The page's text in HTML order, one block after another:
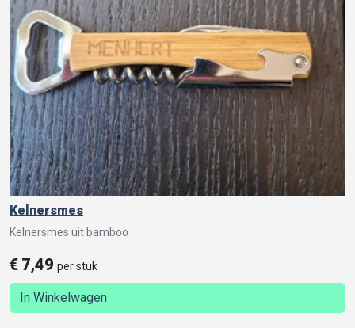
Kelnersmes
Kelnersmes uit bamboo
€ 7,49 per stuk
In Winkelwagen